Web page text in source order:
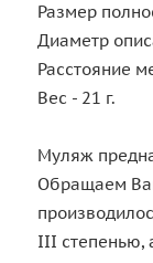
Размер
Диаметр
Расстояние
Вес - 21 г.
Муляж
Обращаем
III степенью,